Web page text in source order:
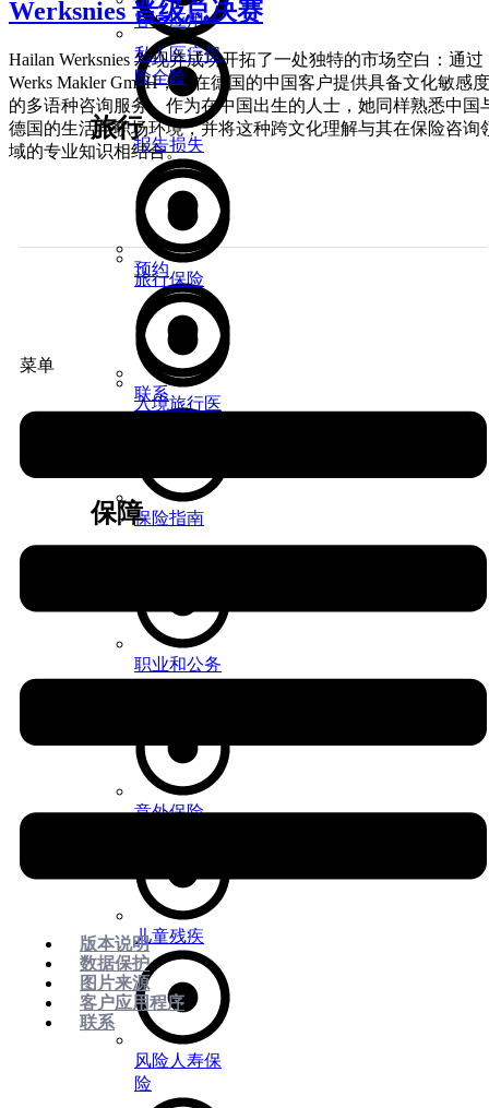
客户应用
报告损失
预约
联系
保险指南
私人医疗保
险全险
旅行
旅行保险
入境旅行医
保障
职业和公务
意外保险
儿童残疾
风险人寿保
险
Werksnies 晋级总决赛
Hailan Werksnies 发现并成功开拓了一处独特的市场空白：通过
Werks Makler GmbH，为在德国的中国客户提供具备文化敏感度
的多语种咨询服务。作为在中国出生的人士，她同样熟悉中国
德国的生活与职场环境，并将这种跨文化理解与其在保险咨询
域的专业知识相结合。
菜单
版本说明
数据保护
图片来源
客户应用程序
联系